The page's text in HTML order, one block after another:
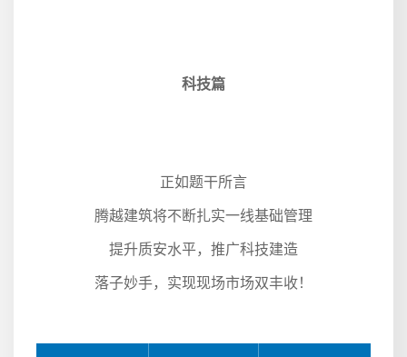
科技篇
正如题干所言
腾越建筑将不断扎实一线基础管理
提升质安水平，推广科技建造
落子妙手，实现现场市场双丰收！